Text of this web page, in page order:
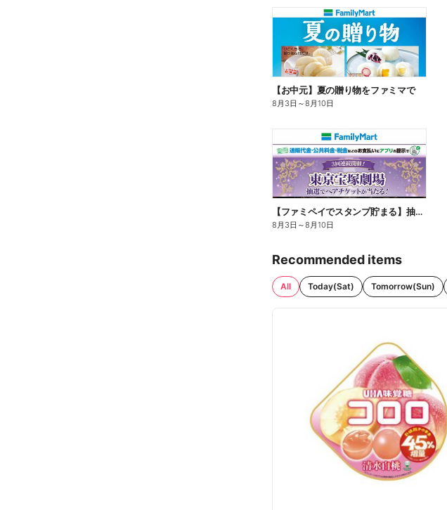
【お中元】夏の贈り物をファミマで
8月3日 ～8月10日
【ファミペイでスタンプ貯まる】抽選でペアチケットが当たる!
8月3日 ～8月10日
Recommended items
All Today(Sat) Tomorrow(Sun)